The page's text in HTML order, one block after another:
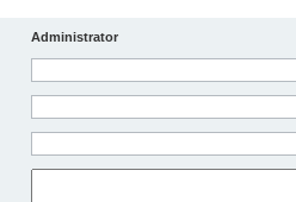
Administrator